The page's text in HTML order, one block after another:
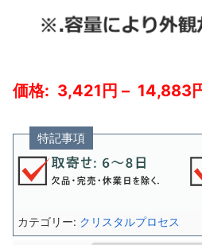
3,421 – 14,883
特記事項
カテゴリー: クリスタルプロセス